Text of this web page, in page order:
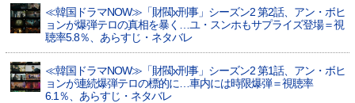
≪韓国ドラマNOW≫「財閥x刑事」シーズン2 第2話、アン・ボヒ
ョンが爆弾テロの真相を暴く…ユ・スンホもサプライズ登場＝視
聴率5.8％、あらすじ・ネタバレ
≪韓国ドラマNOW≫「財閥x刑事」シーズン2 第1話、アン・ボヒ
ョンが連続爆弾テロの標的に…車内には時限爆弾＝視聴率
6.1％、あらすじ・ネタバレ